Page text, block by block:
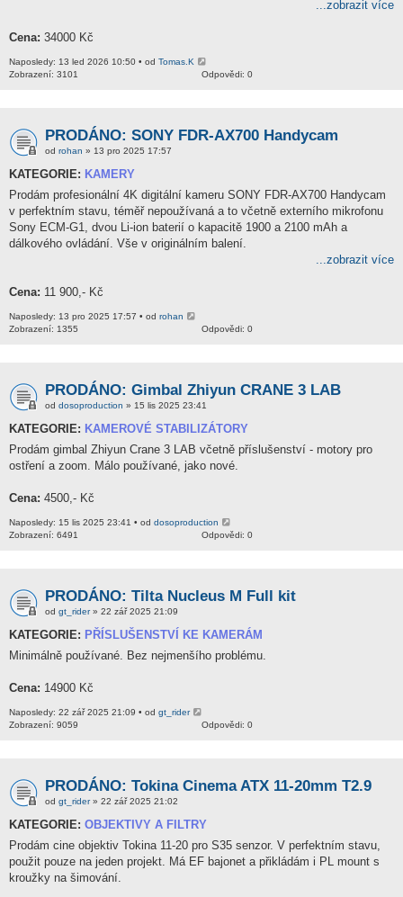
...zobrazit více
Cena: 34000 Kč
Naposledy: 13 led 2026 10:50 • od Tomas.K
Odpovědi: 0
Zobrazení: 3101
PRODÁNO: SONY FDR-AX700 Handycam
od rohan » 13 pro 2025 17:57
KATEGORIE: KAMERY
Prodám profesionální 4K digitální kameru SONY FDR-AX700 Handycam
v perfektním stavu, téměř nepoužívaná a to včetně externího mikrofonu
Sony ECM-G1, dvou Li-ion baterií o kapacitě 1900 a 2100 mAh a
dálkového ovládání. Vše v originálním balení.
...zobrazit více
Cena: 11 900,- Kč
Naposledy: 13 pro 2025 17:57 • od rohan
Odpovědi: 0
Zobrazení: 1355
PRODÁNO: Gimbal Zhiyun CRANE 3 LAB
od dosoproduction » 15 lis 2025 23:41
KATEGORIE: KAMEROVÉ STABILIZÁTORY
Prodám gimbal Zhiyun Crane 3 LAB včetně příslušenství - motory pro
ostření a zoom. Málo používané, jako nové.
Cena: 4500,- Kč
Naposledy: 15 lis 2025 23:41 • od dosoproduction
Odpovědi: 0
Zobrazení: 6491
PRODÁNO: Tilta Nucleus M Full kit
od gt_rider» 22 zář 2025 21:09
KATEGORIE: PŘÍSLUŠENSTVÍ KE KAMERÁM
Minimálně používané. Bez nejmenšího problému.
Cena: 14900 Kč
Naposledy: 22 zář 2025 21:09 • od gt_rider
Odpovědi: 0
Zobrazení: 9059
PRODÁNO: Tokina Cinema ATX 11-20mm T2.9
od gt_rider» 22 zář 2025 21:02
KATEGORIE: OBJEKTIVY A FILTRY
Prodám cine objektiv Tokina 11-20 pro S35 senzor. V perfektním stavu,
použit pouze na jeden projekt. Má EF bajonet a přikládám i PL mount s
kroužky na šimování.